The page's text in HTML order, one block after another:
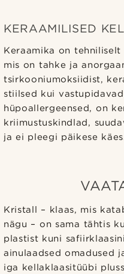
KERAAMILISED
Keraamika on
mis on tahke ja
tsirkooniumoksiidist,
stiilsed kui
hüpoallergeensed, on
kriimustuskindlad,
ja ei pleegi päikese
Kristall – klaas, mis
nägu – on sama tähtis
plastist kuni
ainulaadsed omadused
iga kellaklaasitüübi